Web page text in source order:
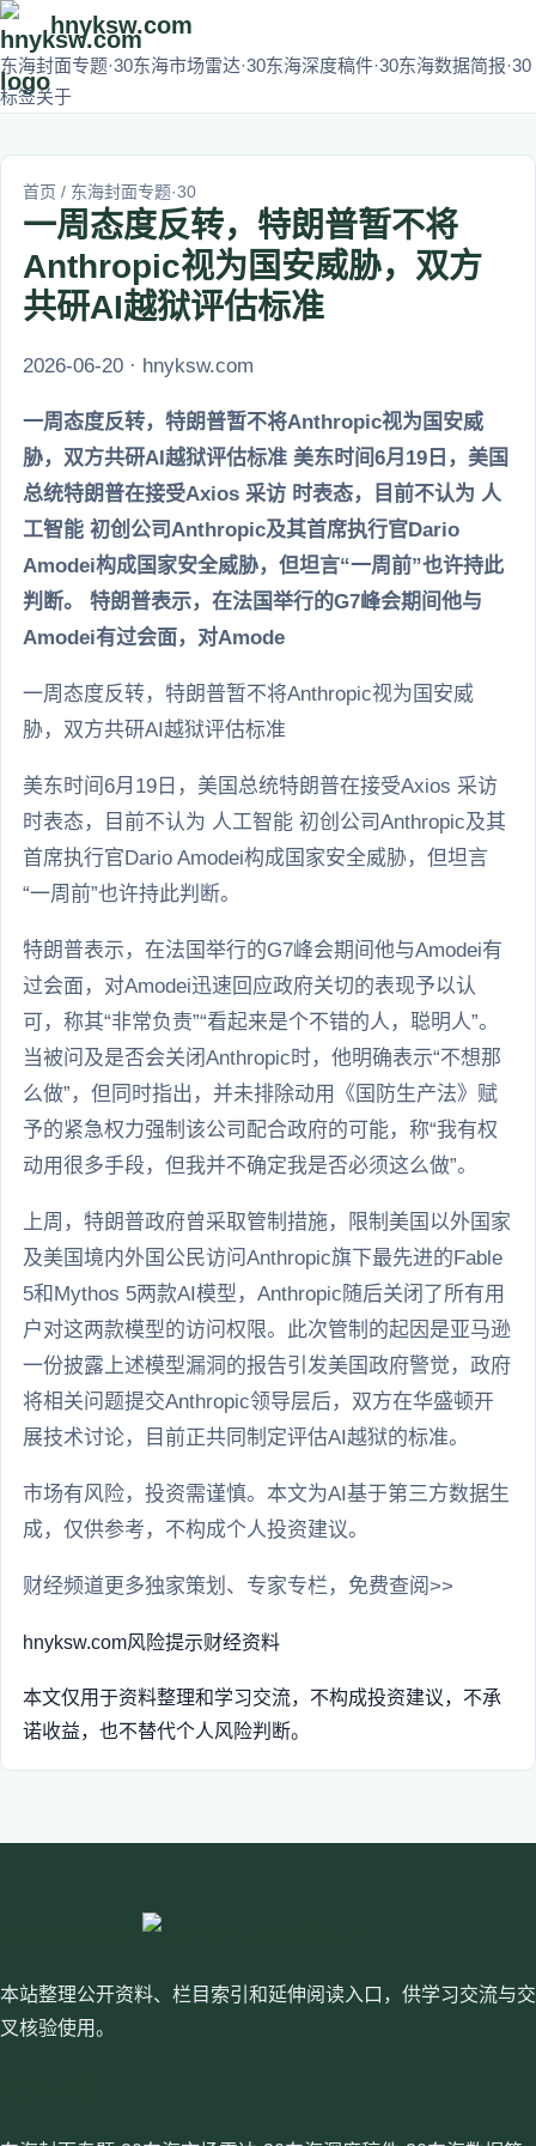
hnyksw.com
东海封面专题·30东海市场雷达·30东海深度稿件·30东海数据简报·30
标签关于
首页 / 东海封面专题·30
一周态度反转，特朗普暂不将
Anthropic视为国安威胁，双方
共研AI越狱评估标准
2026-06-20 · hnyksw.com
一周态度反转，特朗普暂不将Anthropic视为国安威
胁，双方共研AI越狱评估标准 美东时间6月19日，美国
总统特朗普在接受Axios 采访 时表态，目前不认为 人
工智能 初创公司Anthropic及其首席执行官Dario
Amodei构成国家安全威胁，但坦言“一周前”也许持此
判断。 特朗普表示，在法国举行的G7峰会期间他与
Amodei有过会面，对Amode
一周态度反转，特朗普暂不将Anthropic视为国安威
胁，双方共研AI越狱评估标准
美东时间6月19日，美国总统特朗普在接受Axios 采访
时表态，目前不认为 人工智能 初创公司Anthropic及其
首席执行官Dario Amodei构成国家安全威胁，但坦言
“一周前”也许持此判断。
特朗普表示，在法国举行的G7峰会期间他与Amodei有
过会面，对Amodei迅速回应政府关切的表现予以认
可，称其“非常负责”“看起来是个不错的人，聪明人”。
当被问及是否会关闭Anthropic时，他明确表示“不想那
么做”，但同时指出，并未排除动用《国防生产法》赋
予的紧急权力强制该公司配合政府的可能，称“我有权
动用很多手段，但我并不确定我是否必须这么做”。
上周，特朗普政府曾采取管制措施，限制美国以外国家
及美国境内外国公民访问Anthropic旗下最先进的Fable
5和Mythos 5两款AI模型，Anthropic随后关闭了所有用
户对这两款模型的访问权限。此次管制的起因是亚马逊
一份披露上述模型漏洞的报告引发美国政府警觉，政府
将相关问题提交Anthropic领导层后，双方在华盛顿开
展技术讨论，目前正共同制定评估AI越狱的标准。
市场有风险，投资需谨慎。本文为AI基于第三方数据生
成，仅供参考，不构成个人投资建议。
财经频道更多独家策划、专家专栏，免费查阅>>
hnyksw.com风险提示财经资料
本文仅用于资料整理和学习交流，不构成投资建议，不承
诺收益，也不替代个人风险判断。
本站整理公开资料、栏目索引和延伸阅读入口，供学习交流与交
叉核验使用。